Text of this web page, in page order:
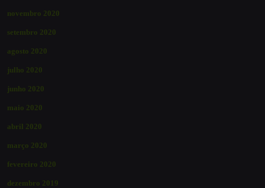
novembro 2020
setembro 2020
agosto 2020
julho 2020
junho 2020
maio 2020
abril 2020
março 2020
fevereiro 2020
dezembro 2019